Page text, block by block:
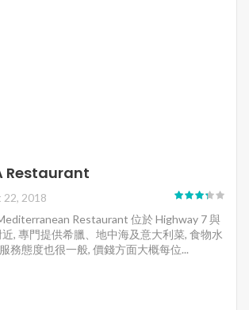
Restaurant
22, 2018
Restaurant 位於 Highway 7 與
, 專門提供希臘、地中海及意大利菜, 食物水
務態度也很一般, 價錢方面大概每位...